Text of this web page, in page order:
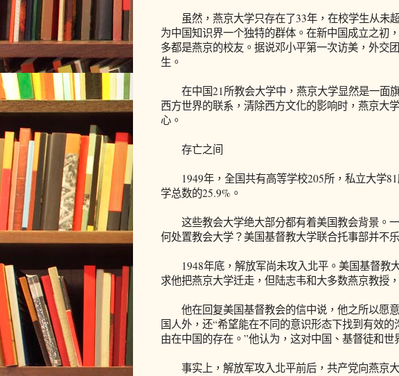
虽然，燕京大学只存在了33年，在校学生从未
为中国知识界一个独特的群体。在新中国成立之初
多都是燕京的校友。据说邓小平第一次访美，外交
生。
在中国21所教会大学中，燕京大学显然是一面
西方世界的联系，清除西方文化的影响时，燕京大
心。
存亡之间
1949年，全国共有高等学校205所，私立大学81
学总数的25.9%。
这些教会大学绝大部分都有着美国教会背景。
何处置教会大学？美国基督教大学联合托事部并不
1948年底，解放军尚未攻入北平。美国基督教
求他把燕京大学迁走，但陆志韦和大多数燕京教授
他在回复美国基督教会的信中说，他之所以愿
国人外，还“希望能在不同的意识形态下找到有效
由在中国的存在。”他认为，这对中国、基督徒和世
事实上，解放军攻入北平前后，共产党向燕京